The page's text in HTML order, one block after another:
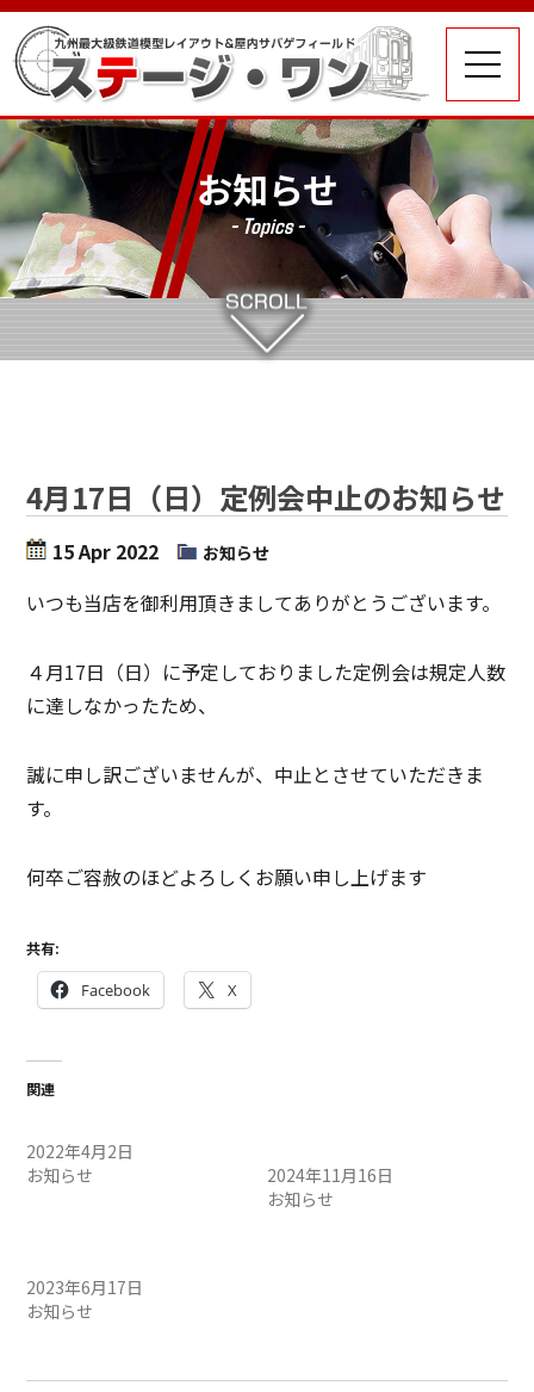
お知らせ
- Topics -
4月17日（日）定例会中止のお知らせ
15 Apr 2022 お知らせ
いつも当店を御利用頂きましてありがとうございます。
４月17日（日）に予定しておりました定例会は規定人数
に達しなかったため、
誠に申し訳ございませんが、中止とさせていただきま
す。
何卒ご容赦のほどよろしくお願い申し上げます
共有:
Facebook X
関連
2022年4月2日
お知らせ
2024年11月16日
お知らせ
2023年6月17日
お知らせ